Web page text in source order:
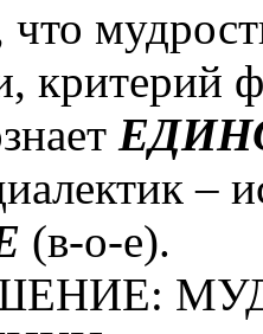
критерий
–
(в-о-е).